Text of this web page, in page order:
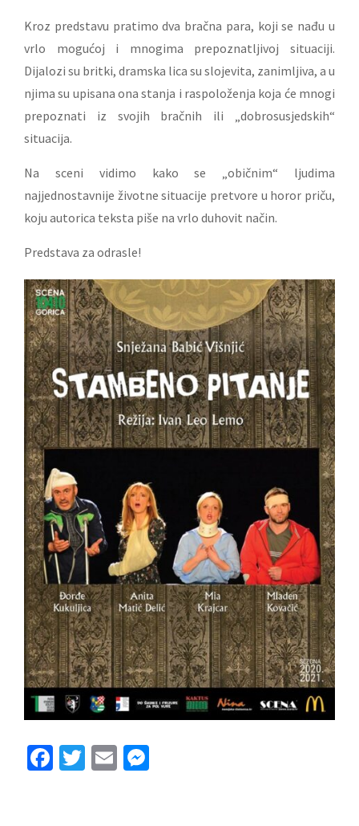
Kroz predstavu pratimo dva bračna para, koji se nađu u
vrlo mogućoj i mnogima prepoznatljivoj situaciji.
Dijalozi su britki, dramska lica su slojevita, zanimljiva, a u
njima su upisana ona stanja i raspoloženja koja će mnogi
prepoznati iz svojih bračnih ili „dobrosusjedskih“
situacija.
Na sceni vidimo kako se „običnim“ ljudima
najjednostavnije životne situacije pretvore u horor priču,
koju autorica teksta piše na vrlo duhovit način.
Predstava za odrasle!
Facebook
Twitter
Email